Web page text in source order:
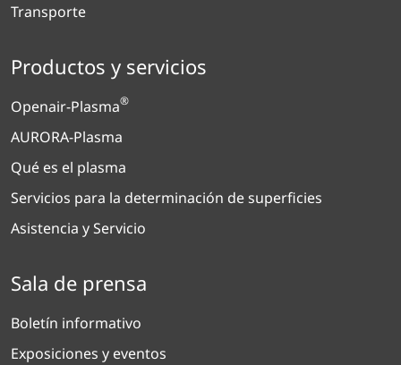
Transporte
Productos y servicios
Openair-Plasma®
AURORA-Plasma
Qué es el plasma
Servicios para la determinación de superficies
Asistencia y Servicio
Sala de prensa
Boletín informativo
Exposiciones y eventos